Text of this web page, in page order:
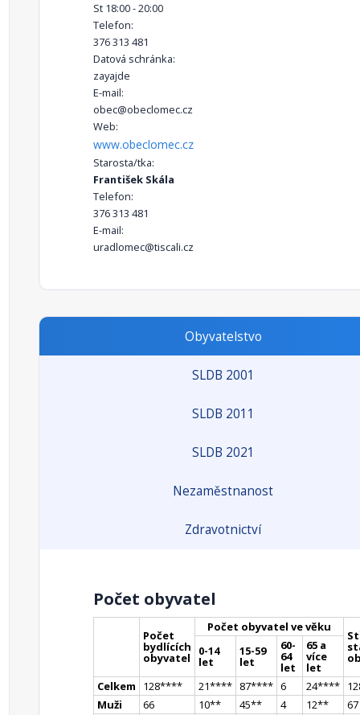
St 18:00 - 20:00
Telefon:
376 313 481
Datová schránka:
zayajde
E-mail:
obec@obeclomec.cz
Web:
www.obeclomec.cz
Starosta/tka:
František Skála
Telefon:
376 313 481
E-mail:
uradlomec@tiscali.cz
Obyvatelstvo
SLDB 2001
SLDB 2011
SLDB 2021
Nezaměstnanost
Zdravotnictví
Počet obyvatel
Počet
bydlících
obyvatel
Počet obyvatel ve věku
0-14
let
15-59
let
60-
64
let
65 a
více
let
Celkem
128**** 21**** 87**** 6 24****
Muži
66 10** 45** 4 12**
67